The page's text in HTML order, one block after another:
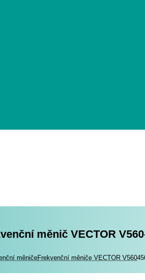
měnič VECTOR
měničeFrekvenční měniče VECTOR V560